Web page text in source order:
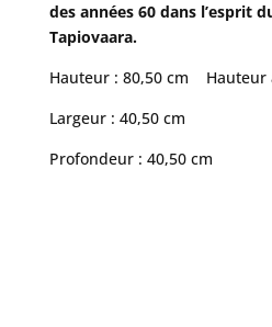
des années 60 dans l’esprit
Tapiovaara.
Hauteur : 80,50 cm Hauteur
Largeur : 40,50 cm
Profondeur : 40,50 cm